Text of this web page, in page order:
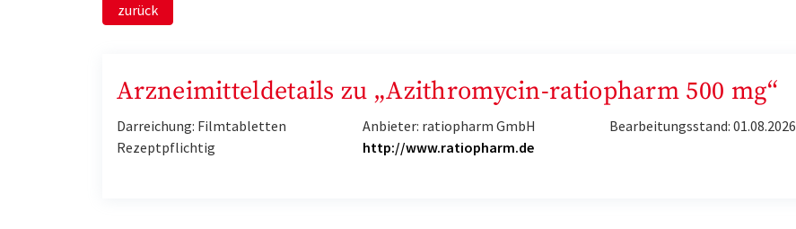
zurück
Arzneimitteldetails zu „Azithromycin-ratiopharm 500 mg“
Darreichung: Filmtabletten
Rezeptpflichtig
Anbieter: ratiopharm GmbH
http://www.ratiopharm.de
Bearbeitungsstand: 01.08.2026